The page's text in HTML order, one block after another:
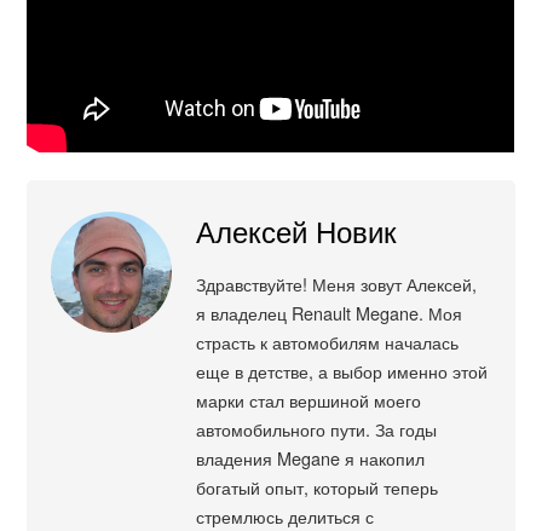
Алексей Новик
Здравствуйте! Меня зовут Алексей,
я владелец Renault Megane. Моя
страсть к автомобилям началась
еще в детстве, а выбор именно этой
марки стал вершиной моего
автомобильного пути. За годы
владения Megane я накопил
богатый опыт, который теперь
стремлюсь делиться с